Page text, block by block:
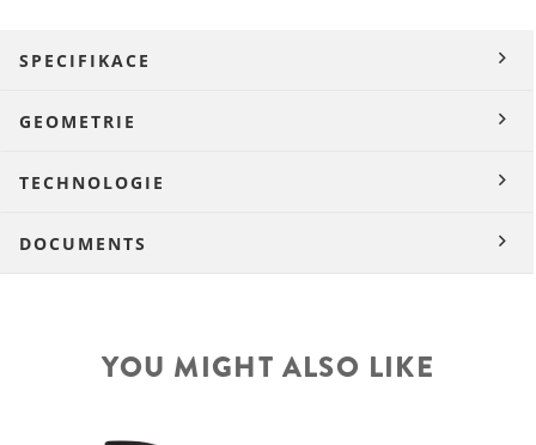
SPECIFIKACE
GEOMETRIE
TECHNOLOGIE
DOCUMENTS
YOU MIGHT ALSO LIKE